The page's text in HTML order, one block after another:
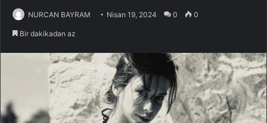
NURCAN BAYRAM Nisan 19, 2024 0 0
Bir dakikadan az